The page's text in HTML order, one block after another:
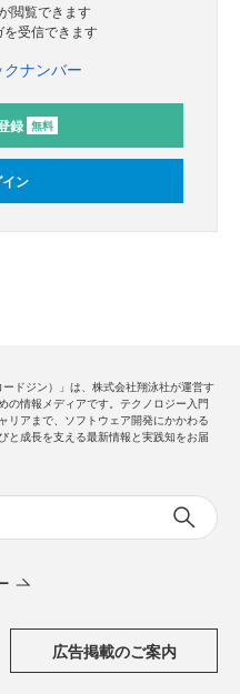
閲覧できます
を受信できます
ナンバー
録 無料
ン
ードジン）」は、株式会社翔泳社が運営す
の情報メディアです。テクノロジー入門
リアまで、ソフトウェア開発にかかわる
と成長を支える最新情報と実践知をお届
広告掲載のご案内